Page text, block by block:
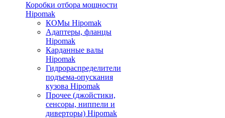
Коробки отбора мощности
Hipomak
КОМы Hipomak
Адаптеры, фланцы
Hipomak
Карданные валы
Hipomak
Гидрораспределители
подъема-опускания
кузова Hipomak
Прочее (джойстики,
сенсоры, ниппели и
диверторы) Hipomak